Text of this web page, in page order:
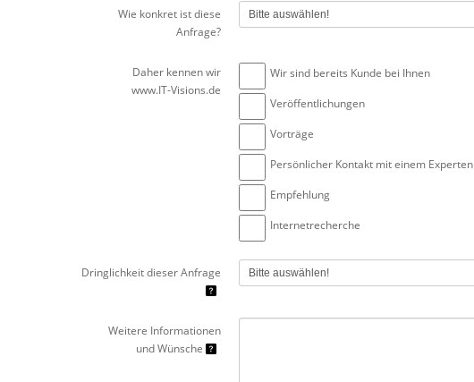
Wie konkret ist diese
Anfrage?
Daher kennen wir
www.IT-Visions.de
Wir sind bereits Kunde bei Ihnen
Veröffentlichungen
Vorträge
Persönlicher Kontakt mit einem Experten
Empfehlung
Internetrecherche
Dringlichkeit dieser Anfrage
Weitere Informationen
und Wünsche